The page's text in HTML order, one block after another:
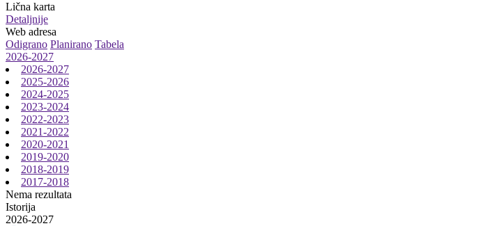
Lična karta
Detaljnije
Web adresa
Odigrano Planirano Tabela
2026-2027
2026-2027
2025-2026
2024-2025
2023-2024
2022-2023
2021-2022
2020-2021
2019-2020
2018-2019
2017-2018
Nema rezultata
Istorija
2026-2027